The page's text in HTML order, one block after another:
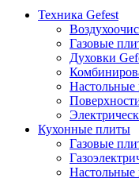
Техника Gefest
Газовые
Духовки
Настольные
Кухонные плиты
Газовые